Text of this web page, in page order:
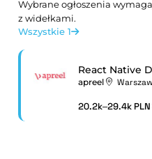
Wybrane ogłoszenia
z widełkami.
Wszystkie 1
React Native
apreel
20.2k–29.4k PLN